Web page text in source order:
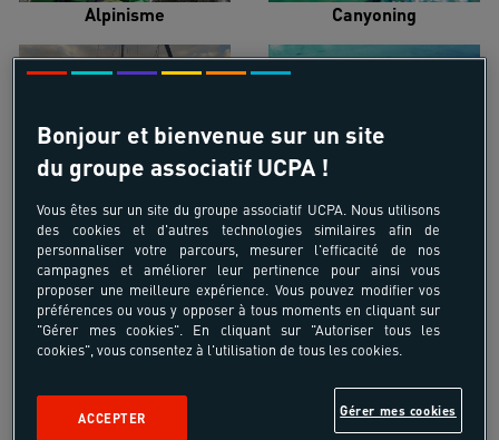
Alpinisme Canyoning
Croisière voilier Kayak de mer
Trail Trek-Randonnée pédestre
Bonjour et bienvenue sur un site
du groupe associatif UCPA !
Vous êtes sur un site du groupe associatif UCPA. Nous utilisons
des cookies et d'autres technologies similaires afin de
personnaliser votre parcours, mesurer l'efficacité de nos
campagnes et améliorer leur pertinence pour ainsi vous
proposer une meilleure expérience. Vous pouvez modifier vos
préférences ou vous y opposer à tous moments en cliquant sur
"Gérer mes cookies". En cliquant sur "Autoriser tous les
cookies", vous consentez à l'utilisation de tous les cookies.
Gérer mes cookies
ACCEPTER